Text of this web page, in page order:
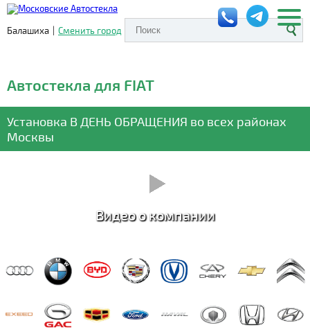
Балашиха | Сменить город
Автостекла для FIAT
Установка В ДЕНЬ ОБРАЩЕНИЯ во всех районах
Москвы
Видео о компании